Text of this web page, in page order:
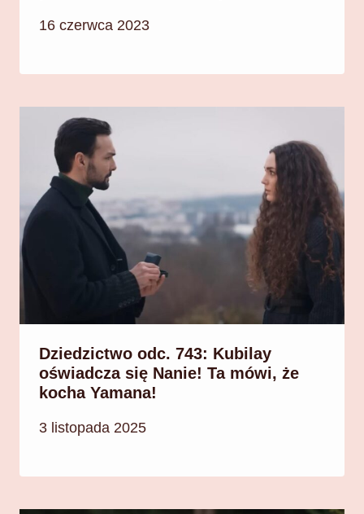
16 czerwca 2023
Dziedzictwo odc. 743: Kubilay
oświadcza się Nanie! Ta mówi, że
kocha Yamana!
3 listopada 2025